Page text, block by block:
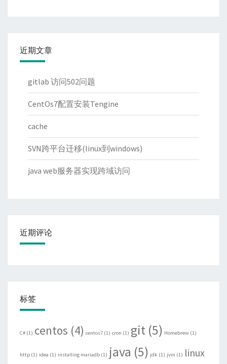
近期文章
gitlab 访问502问题
CentOs7配置安装Tengine
cache
SVN跨平台迁移(linux到windows)
java web服务器实现跨域访问
近期评论
标签
C# (1) centos (4) centos7 (1) cron (1) git (5) Homebrew (1)
http (1) idea (1) installing mariadb (1) java (5) jdk (1) jvm (1) linux